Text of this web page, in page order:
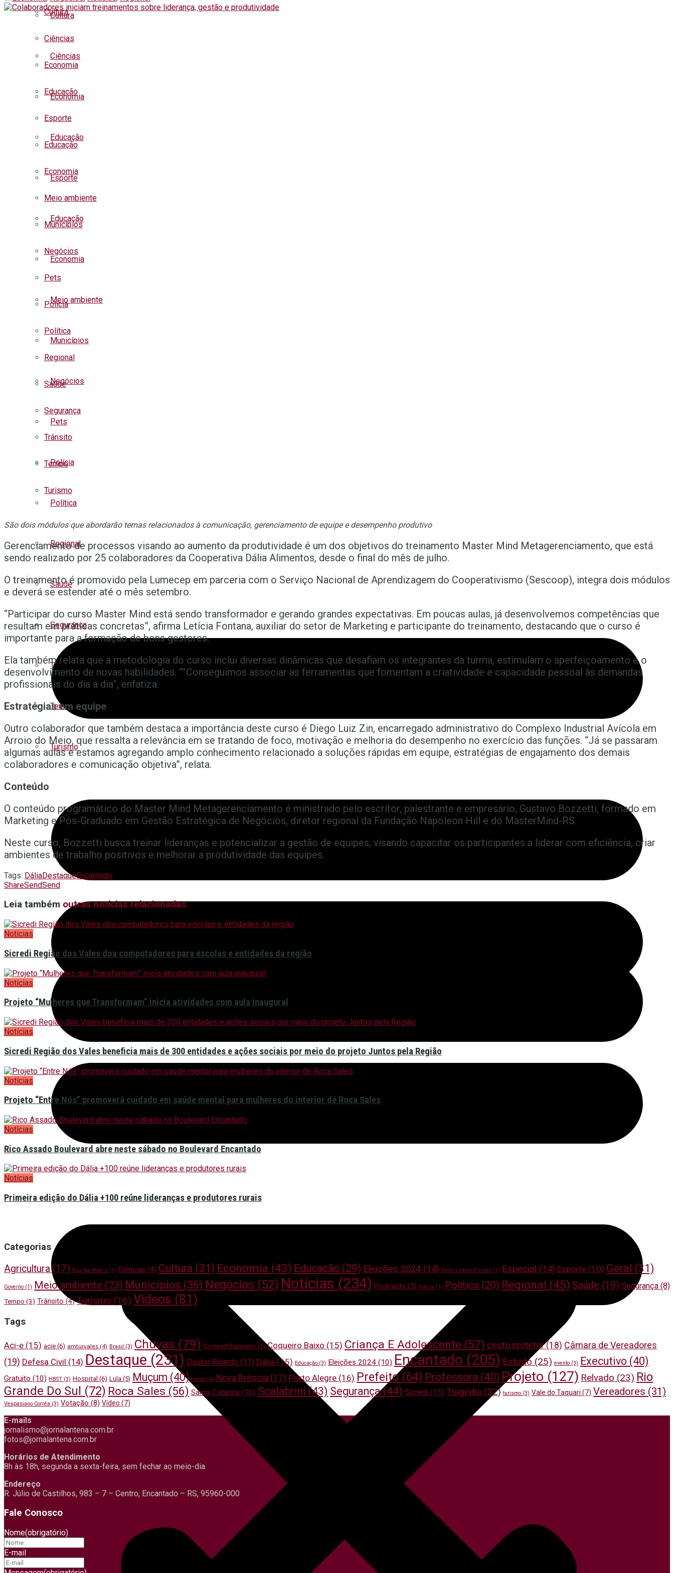
Cultura
Ciências
Economia
Educação
Esporte
Educação
Economia
Meio ambiente
Municípios
Negócios
Pets
Polícia
Política
Regional
Saúde
Segurança
Trânsito
Tempo
Turismo
Cultura
Ciências
Economia
Educação
Esporte
Educação
Economia
Meio ambiente
Municípios
Negócios
Pets
Polícia
Política
Regional
Saúde
Segurança
Trânsito
Tempo
Turismo
São dois módulos que abordarão temas relacionados à comunicação, gerenciamento de equipe e desempenho produtivo
Gerenciamento de processos visando ao aumento da produtividade é um dos objetivos do treinamento Master Mind Metagerenciamento, que está
sendo realizado por 25 colaboradores da Cooperativa Dália Alimentos, desde o final do mês de julho.
O treinamento é promovido pela Lumecep em parceria com o Serviço Nacional de Aprendizagem do Cooperativismo (Sescoop), integra dois módulos
e deverá se estender até o mês setembro.
“Participar do curso Master Mind está sendo transformador e gerando grandes expectativas. Em poucas aulas, já desenvolvemos competências que
resultam em práticas concretas”, afirma Letícia Fontana, auxiliar do setor de Marketing e participante do treinamento, destacando que o curso é
importante para a formação de bons gestores.
Ela também relata que a metodologia do curso inclui diversas dinâmicas que desafiam os integrantes da turma, estimulam o aperfeiçoamento e o
desenvolvimento de novas habilidades. “”Conseguimos associar as ferramentas que fomentam a criatividade e capacidade pessoal às demandas
profissionais do dia a dia”, enfatiza.
Estratégias em equipe
Outro colaborador que também destaca a importância deste curso é Diego Luiz Zin, encarregado administrativo do Complexo Industrial Avícola em
Arroio do Meio, que ressalta a relevância em se tratando de foco, motivação e melhoria do desempenho no exercício das funções. “Já se passaram
algumas aulas e estamos agregando amplo conhecimento relacionado a soluções rápidas em equipe, estratégias de engajamento dos demais
colaboradores e comunicação objetiva”, relata.
Conteúdo
O conteúdo programático do Master Mind Metagerenciamento é ministrado pelo escritor, palestrante e empresário, Gustavo Bozzetti, formado em
Marketing e Pós-Graduado em Gestão Estratégica de Negócios, diretor regional da Fundação Napoleon Hill e do MasterMind-RS.
Neste curso, Bozzetti busca treinar lideranças e potencializar a gestão de equipes, visando capacitar os participantes a liderar com eficiência, criar
ambientes de trabalho positivos e melhorar a produtividade das equipes.
Tags: DáliaDestaqueEncantado
ShareSendSend
Leia também outras notícias relacionadas
Notícias
Sicredi Região dos Vales doa computadores para escolas e entidades da região
Notícias
Projeto “Mulheres que Transformam” inicia atividades com aula inaugural
Notícias
Sicredi Região dos Vales beneficia mais de 300 entidades e ações sociais por meio do projeto Juntos pela Região
Notícias
Projeto “Entre Nós” promoverá cuidado em saúde mental para mulheres do interior de Roca Sales
Notícias
Rico Assado Boulevard abre neste sábado no Boulevard Encantado
Notícias
Primeira edição do Dália +100 reúne lideranças e produtores rurais
Categorias
Agricultura(17) Bug Na Matriz (1) Ciências (4) Cultura (31) Economia (43) Educação (29) Eleições 2024(14) Entre Linhas E Lutas (1) Especial (14) Esporte (10) Geral (31)
Governo (1) Meio ambiente (23) Municípios (36) Negócios (52) Notícias (234) Podcasts (5) Polícia (1) Política (20) Regional (45) Saúde (19) Segurança (8)
Tempo (3) Trânsito (4) Turismo (16) Vídeos (81)
Tags
Aci-e (15) acie (6) amturvales (4) Brasil (3) Chuvas (79) Compartilhamento (5) Coqueiro Baixo (15) Criança E Adolescente (57) cristo protetor(18) Câmara de Vereadores
(19) Defesa Civil (14) Destaque (231) Doutor Ricardo (11) Dália (15) Educação (3) Eleições 2024 (10) Encantado (205) Estudo (25) evento (3) Executivo (40)
Gratuito (10) HBST (3) Hospital (6) Lula (5) Muçum (40) natal (4) Nova Bréscia (17) Porto Alegre (16) Prefeito(64) Professora (40) Projeto (127) Relvado (23) Rio
Grande Do Sul (72) Roca Sales (56) Santa Catarina (10) Scalabrini (43) Segurança(44) Sicredi (11) Tragédia (22) turismo (3) Vale do Taquari (7) Vereadores (31)
Vespasiano Corrêa (3) Votação (8) Vídeo (7)
E-mails
jornalismo@jornalantena.com.br
fotos@jornalantena.com.br
Horários de Atendimento
8h às 18h, segunda a sexta-feira, sem fechar ao meio-dia
Endereço
R. Júlio de Castilhos, 983 – 7 – Centro, Encantado – RS, 95960-000
Fale Conosco
Nome(obrigatório)
E-mail